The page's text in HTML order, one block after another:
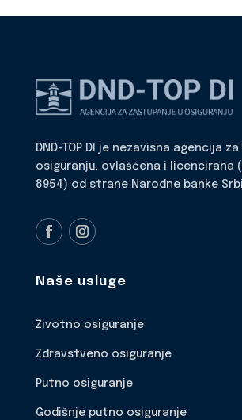
DND-TOP DI je nezavisna agencija
osiguranju, ovlašćena i licencirana
8954) od strane Narodne banke
Naše usluge
Životno osiguranje
Zdravstveno osiguranje
Putno osiguranje
Godišnje putno osiguranje